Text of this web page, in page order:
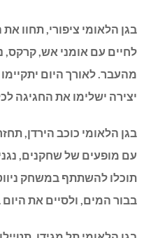
בגן הלאומי ציפורי, תחוו
לחיים עם אומני אש, קרקס,
מהעבר. לאורך היום
יצירה ישלימו את החגיגה
בגן הלאומי כוכב הירדן,
עם מופעים של שחקנים,
תוכלו להשתתף במשחק
בבור המים, ולסיים את